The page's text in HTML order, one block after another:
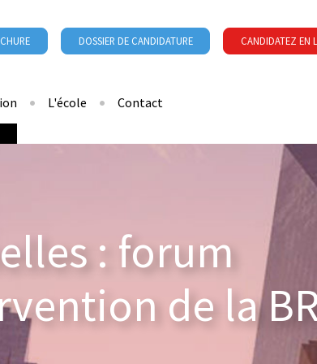
: forum
de la
DOSSIER DE CANDIDATURE CANDIDATEZ EN
L'école Contact